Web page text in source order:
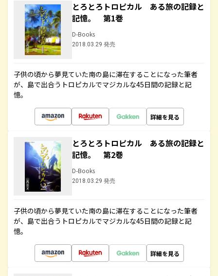
とろとろトロピカル ある旅の記録と
記憶。 第1巻
D-Books
2018.03.29 発売
子供の頃から夢見ていた南の島に滞在することになった筆者
が、島で出合うトロピカルでマジカルな45日間の記録と記
憶。
詳細を見る
とろとろトロピカル ある旅の記録と
記憶。 第2巻
D-Books
2018.03.29 発売
子供の頃から夢見ていた南の島に滞在することになった筆者
が、島で出合うトロピカルでマジカルな45日間の記録と記
憶。
詳細を見る